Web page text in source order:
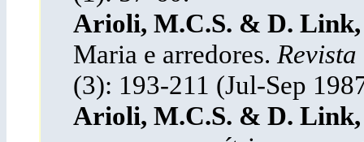
Arioli, M.C.S. & D.
Maria e arredores.
(3): 193-211 (Jul-Sep
Arioli, M.C.S. & D.